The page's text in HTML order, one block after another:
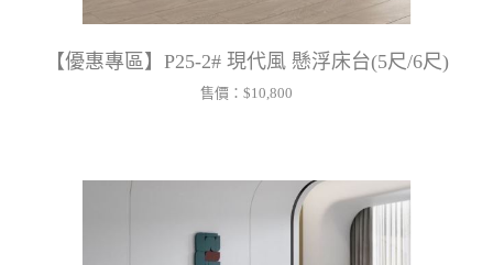
【優惠專區】P25-2# 現代風 懸浮床台(5尺/6尺)
售價： $10,800